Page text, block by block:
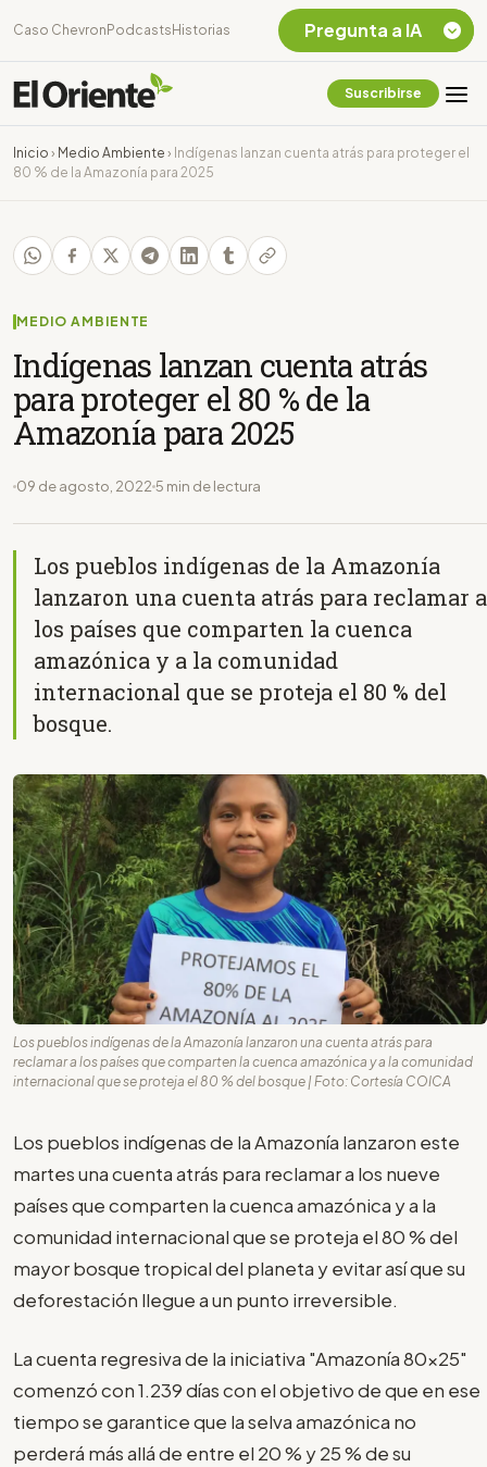
Caso Chevron Podcasts Historias
Suscribirse
Inicio › Medio Ambiente › Indígenas lanzan cuenta atrás para proteger el
80 % de la Amazonía para 2025
MEDIO AMBIENTE
Indígenas lanzan cuenta atrás
para proteger el 80 % de la
Amazonía para 2025
09 de agosto, 2022 5 min de lectura
Los pueblos indígenas de la Amazonía
lanzaron una cuenta atrás para reclamar a
los países que comparten la cuenca
amazónica y a la comunidad
internacional que se proteja el 80 % del
bosque.
Los pueblos indígenas de la Amazonía lanzaron una cuenta atrás para
reclamar a los países que comparten la cuenca amazónica y a la comunidad
internacional que se proteja el 80 % del bosque | Foto: Cortesía COICA
Los pueblos indígenas de la Amazonía lanzaron este
martes una cuenta atrás para reclamar a los nueve
países que comparten la cuenca amazónica y a la
comunidad internacional que se proteja el 80 % del
mayor bosque tropical del planeta y evitar así que su
deforestación llegue a un punto irreversible.
La cuenta regresiva de la iniciativa "Amazonía 80x25"
comenzó con 1.239 días con el objetivo de que en ese
tiempo se garantice que la selva amazónica no
perderá más allá de entre el 20 % y 25 % de su
Pregunta a IA
Chevron Ecuador